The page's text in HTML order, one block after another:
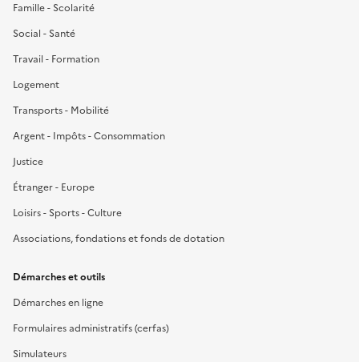
Famille - Scolarité
Social - Santé
Travail - Formation
Logement
Transports - Mobilité
Argent - Impôts - Consommation
Justice
Étranger - Europe
Loisirs - Sports - Culture
Associations, fondations et fonds de dotation
Démarches et outils
Démarches en ligne
Formulaires administratifs (cerfas)
Simulateurs